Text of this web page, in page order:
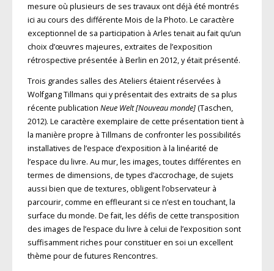
mesure où plusieurs de ses travaux ont déjà été montrés
ici au cours des différente Mois de la Photo. Le caractère
exceptionnel de sa participation à Arles tenait au fait qu’un
choix d’œuvres majeures, extraites de l’exposition
rétrospective présentée à Berlin en 2012, y était présenté.
Trois grandes salles des Ateliers étaient réservées à
Wolfgang Tillmans qui y présentait des extraits de sa plus
récente publication Neue Welt [Nouveau monde](Taschen,
2012). Le caractère exemplaire de cette présentation tient à
la manière propre à Tillmans de confronter les possibilités
installatives de l’espace d’exposition à la linéarité de
l’espace du livre. Au mur, les images, toutes différentes en
termes de dimensions, de types d’accrochage, de sujets
aussi bien que de textures, obligent l’observateur à
parcourir, comme en effleurant si ce n’est en touchant, la
surface du monde. De fait, les défis de cette transposition
des images de l’espace du livre à celui de l’exposition sont
suffisamment riches pour constituer en soi un excellent
thème pour de futures Rencontres.